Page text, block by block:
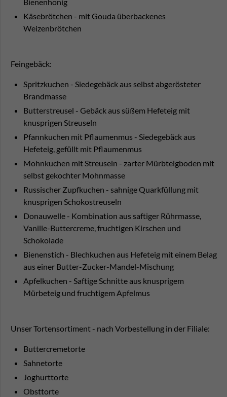
Bienenhonig
Käsebrötchen - mit Gouda überbackenes
Weizenbrötchen
Feingebäck:
Spritzkuchen - Siedegebäck aus selbst abgerösteter
Brandmasse
Butterstreusel - Gebäck aus süßem Hefeteig mit
knusprigen Streuseln
Pfannkuchen mit Pflaumenmus - Siedegebäck aus
Hefeteig, gefüllt mit Pflaumenmus
Mohnkuchen mit Streuseln - zarter Mürbteigboden mit
selbst gekochter Mohnmasse
Russischer Zupfkuchen - sahnige Quarkfüllung mit
knusprigen Schokostreuseln
Donauwelle - Kombination aus saftiger Rührmasse,
Vanille-Buttercreme, fruchtigen Kirschen und
Schokolade
Bienenstich - Blechkuchen aus Hefeteig mit einem Belag
aus einer Butter-Zucker-Mandel-Mischung
Apfelkuchen - Saftige Schnitte aus knusprigem
Mürbeteig und fruchtigem Apfelmus
Unser Tortensortiment - nach Vorbestellung in der Filiale:
Buttercremetorte
Sahnetorte
Joghurttorte
Obsttorte